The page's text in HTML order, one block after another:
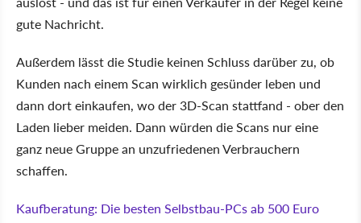
gute Nachricht.
Außerdem lässt die Studie keinen Schluss darüber zu, ob
Kunden nach einem Scan wirklich gesünder leben und
dann dort einkaufen, wo der 3D-Scan stattfand - ober den
Laden lieber meiden. Dann würden die Scans nur eine
ganz neue Gruppe an unzufriedenen Verbrauchern
schaffen.
Kaufberatung: Die besten Selbstbau-PCs ab 500 Euro